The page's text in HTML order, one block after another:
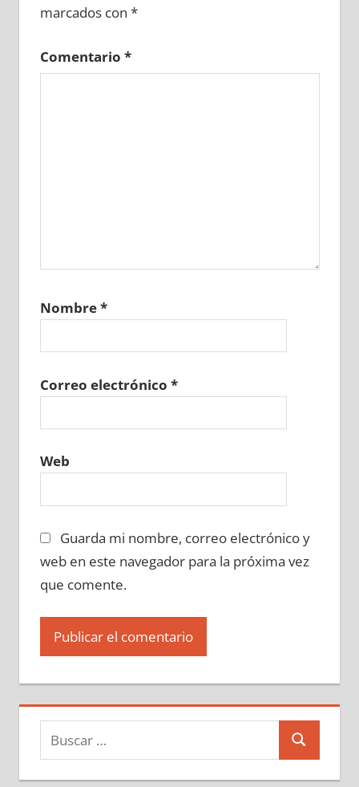
marcados con *
Comentario *
Nombre*
Correo electrónico *
Web
Guarda mi nombre, correo electrónico y
web en este navegador para la próxima vez
que comente.
Buscar